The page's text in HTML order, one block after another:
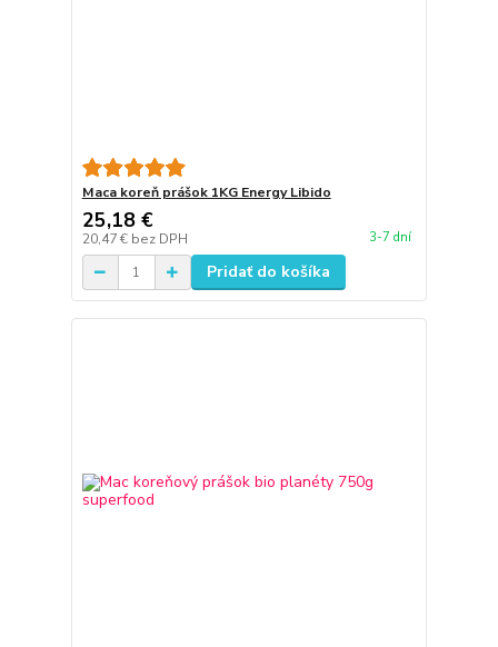
Maca koreň prášok 1KG Energy Libido
25,18 €
20,47 € bez DPH 3-7 dní
Pridať do košíka